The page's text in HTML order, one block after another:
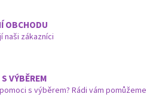
OBCHODU
naši zákazníci
VÝBĚREM
s výběrem? Rádi vám pomůžeme